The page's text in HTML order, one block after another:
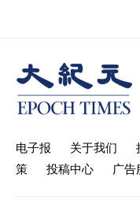
电子报 关于我们
策
投稿中心 广告